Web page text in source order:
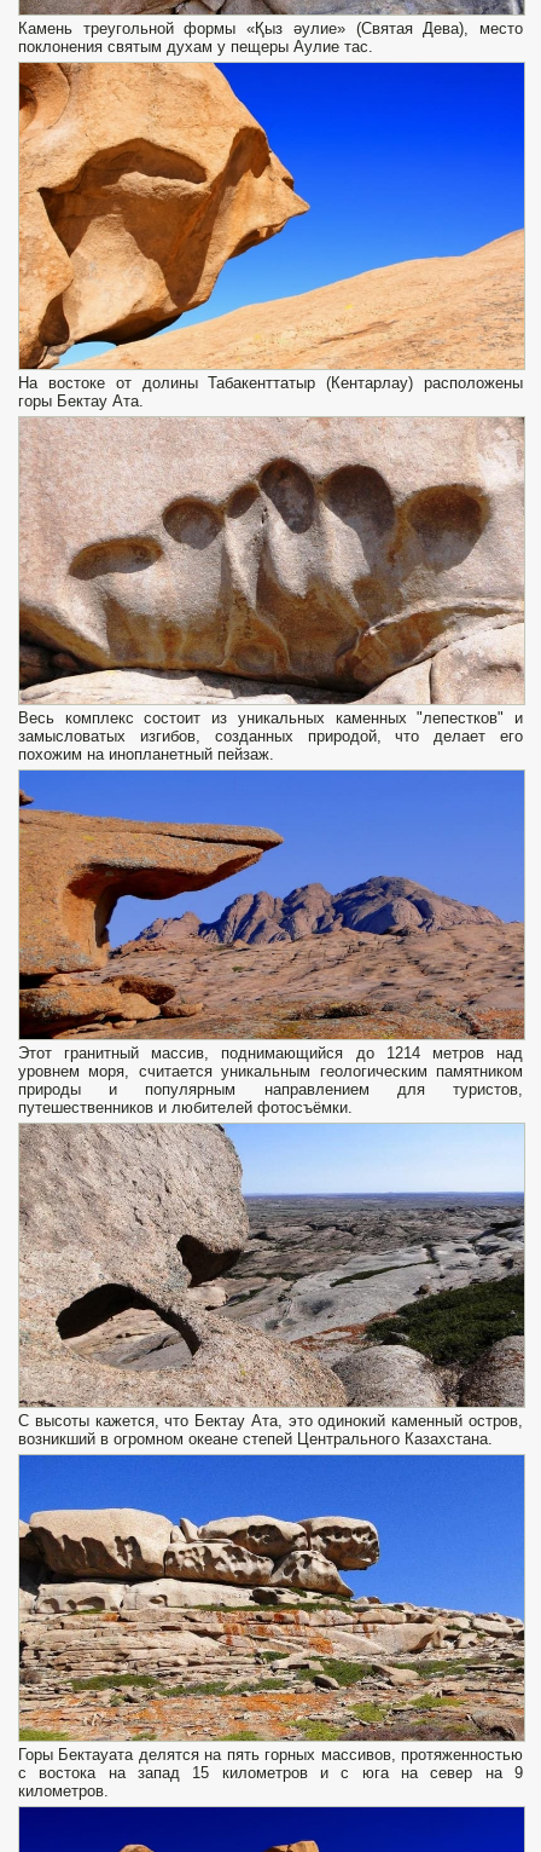
Камень треугольной формы «Қыз әулие» (Святая Дева), место
поклонения святым духам у пещеры Аулие тас.
На востоке от долины Табакенттатыр (Кентарлау) расположены
горы Бектау Ата.
Весь комплекс состоит из уникальных каменных "лепестков" и
замысловатых изгибов, созданных природой, что делает его
похожим на инопланетный пейзаж.
Этот гранитный массив, поднимающийся до 1214 метров над
уровнем моря, считается уникальным геологическим памятником
природы и популярным направлением для туристов,
путешественников и любителей фотосъёмки.
С высоты кажется, что Бектау Ата, это одинокий каменный остров,
возникший в огромном океане степей Центрального Казахстана.
Горы Бектауата делятся на пять горных массивов, протяженностью
с востока на запад 15 километров и с юга на север на 9
километров.